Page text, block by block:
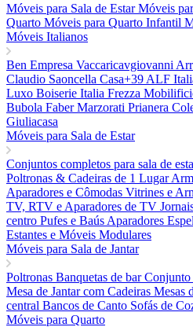
Móveis para Sala de EstarMóveis
Quarto Móveis para Quarto Infantil
Móveis Italianos
Ben Empresa Vaccaricavgiovanni
Claudio Saoncella Casa+39 ALF
Luxo Boiserie Italia Frezza
Bubola FaberMarzorati Prianera
Giuliacasa
Móveis para Sala de Estar
Conjuntos completos para sala de
Poltronas & Cadeiras de 1 Lugar
Aparadores e Cômodas Vitrines e
TV, RTV e Aparadores de TV
centro Pufes e Baús Aparadores
Estantes e Móveis Modulares
Móveis para Sala de Jantar
Poltronas Banquetas de barConjunto
Mesa de Jantar com Cadeiras Mesas
central Bancos de Canto Sofás de
Móveis para Quarto